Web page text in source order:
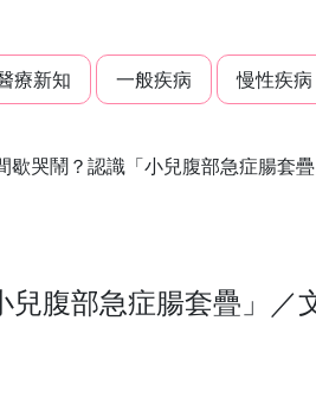
療新知 一般疾病 慢性疾病
歇哭鬧？認識「小兒腹部急症腸套
兒腹部急症腸套疊」／